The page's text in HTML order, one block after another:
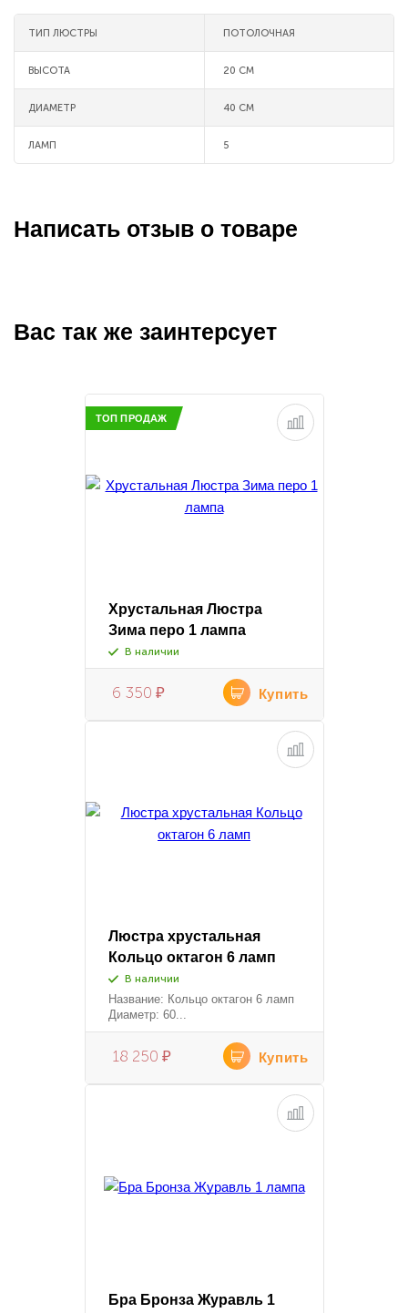
ТИП ЛЮСТРЫ ПОТОЛОЧНАЯ
ВЫСОТА 20 СМ
ДИАМЕТР 40 СМ
ЛАМП 5
Написать отзыв о товаре
Вас так же заинтерсует
ТОП ПРОДАЖ
Хрустальная Люстра
Зима перо 1 лампа
В наличии
6 350 ₽ Купить
Люстра хрустальная
Кольцо октагон 6 ламп
В наличии
Название: Кольцо октагон 6 ламп
Диаметр: 60...
18 250 ₽ Купить
Бра Бронза Журавль 1